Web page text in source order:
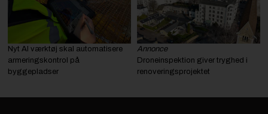
Nyt AI værktøj skal automatisere
armeringskontrol på
byggepladser
Annonce
Droneinspektion giver tryghed i
renoveringsprojektet